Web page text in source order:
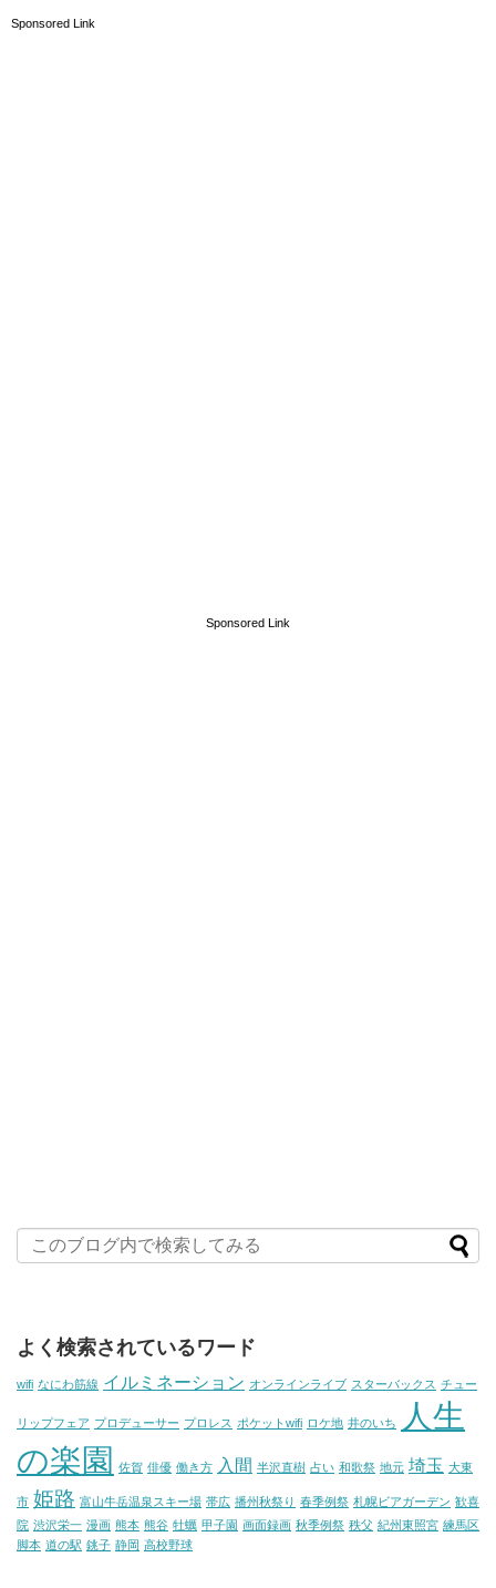
Sponsored Link
Sponsored Link
よく検索されているワード
wifi なにわ筋線 イルミネーション オンラインライブ スターバックス チュー
リップフェア プロデューサー プロレス ポケットwifi ロケ地 井のいち
人生
の楽園
佐賀 俳優 働き方 入間 半沢直樹 占い 和歌祭 地元 埼玉 大東
市 姫路 富山牛岳温泉スキー場 帯広 播州秋祭り 春季例祭 札幌ビアガーデン 歓喜
院 渋沢栄一 漫画 熊本 熊谷 牡蠣 甲子園 画面録画 秋季例祭 秩父 紀州東照宮 練馬区
脚本 道の駅 銚子 静岡 高校野球